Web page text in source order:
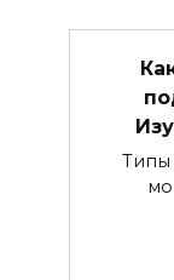
Типы